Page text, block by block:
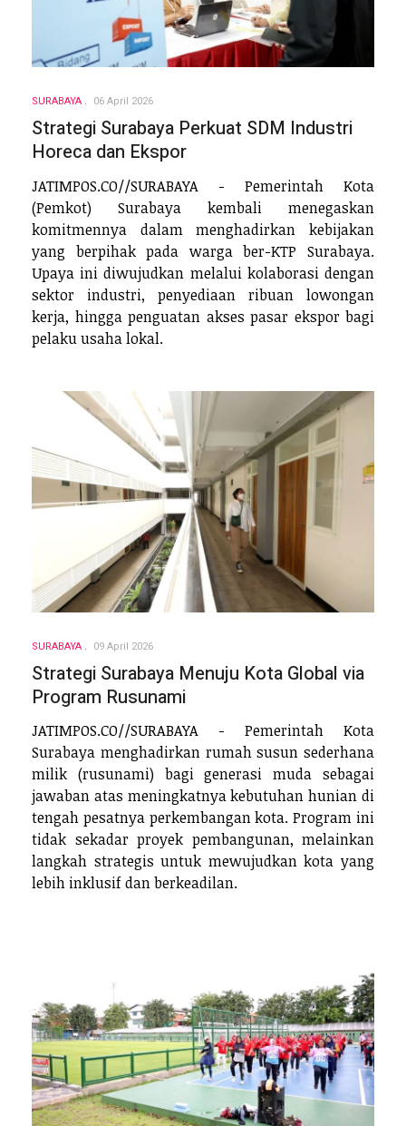
SURABAYA 06 April 2026
Strategi Surabaya Perkuat SDM Industri
Horeca dan Ekspor
JATIMPOS.CO//SURABAYA - Pemerintah Kota
(Pemkot) Surabaya kembali menegaskan
komitmennya dalam menghadirkan kebijakan
yang berpihak pada warga ber-KTP Surabaya.
Upaya ini diwujudkan melalui kolaborasi dengan
sektor industri, penyediaan ribuan lowongan
kerja, hingga penguatan akses pasar ekspor bagi
pelaku usaha lokal.
SURABAYA 09 April 2026
Strategi Surabaya Menuju Kota Global via
Program Rusunami
JATIMPOS.CO//SURABAYA - Pemerintah Kota
Surabaya menghadirkan rumah susun sederhana
milik (rusunami) bagi generasi muda sebagai
jawaban atas meningkatnya kebutuhan hunian di
tengah pesatnya perkembangan kota. Program ini
tidak sekadar proyek pembangunan, melainkan
langkah strategis untuk mewujudkan kota yang
lebih inklusif dan berkeadilan.